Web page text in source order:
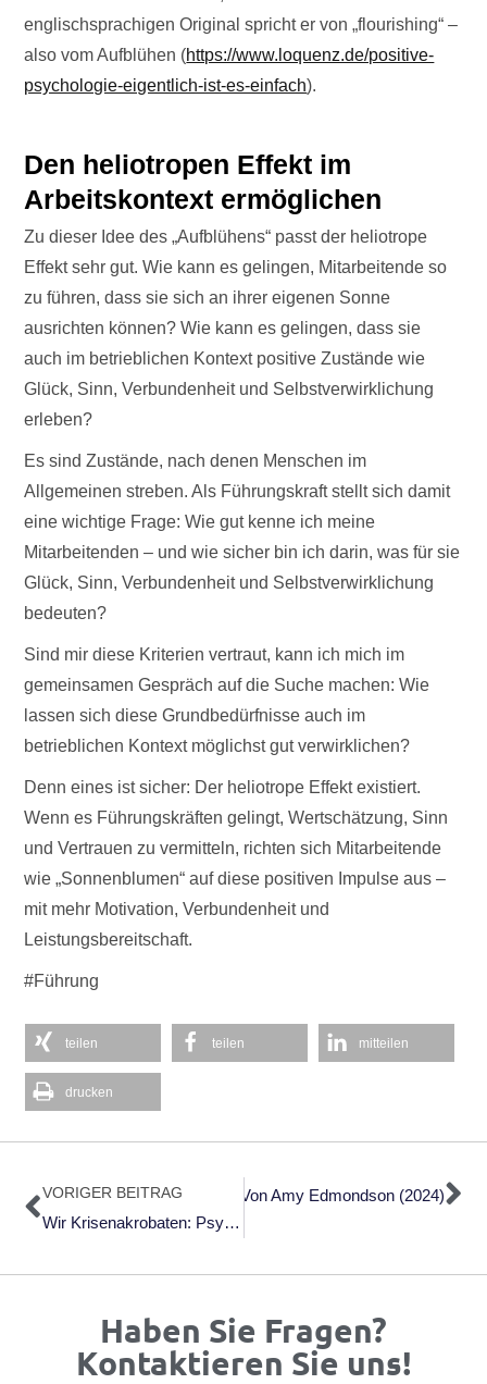
englischsprachigen Original spricht er von „flourishing“ –
also vom Aufblühen (https://www.loquenz.de/positive-
psychologie-eigentlich-ist-es-einfach).
Den heliotropen Effekt im
Arbeitskontext ermöglichen
Zu dieser Idee des „Aufblühens“ passt der heliotrope
Effekt sehr gut. Wie kann es gelingen, Mitarbeitende so
zu führen, dass sie sich an ihrer eigenen Sonne
ausrichten können? Wie kann es gelingen, dass sie
auch im betrieblichen Kontext positive Zustände wie
Glück, Sinn, Verbundenheit und Selbstverwirklichung
erleben?
Es sind Zustände, nach denen Menschen im
Allgemeinen streben. Als Führungskraft stellt sich damit
eine wichtige Frage: Wie gut kenne ich meine
Mitarbeitenden – und wie sicher bin ich darin, was für sie
Glück, Sinn, Verbundenheit und Selbstverwirklichung
bedeuten?
Sind mir diese Kriterien vertraut, kann ich mich im
gemeinsamen Gespräch auf die Suche machen: Wie
lassen sich diese Grundbedürfnisse auch im
betrieblichen Kontext möglichst gut verwirklichen?
Denn eines ist sicher: Der heliotrope Effekt existiert.
Wenn es Führungskräften gelingt, Wertschätzung, Sinn
und Vertrauen zu vermitteln, richten sich Mitarbeitende
wie „Sonnenblumen“ auf diese positiven Impulse aus –
mit mehr Motivation, Verbundenheit und
Leistungsbereitschaft.
#Führung
teilen teilen mitteilen
drucken
Zurück
VORIGER BEITRAG
Wir Krisenakrobaten: Psychogramm Einer Verunsicherten Gesellschaft Von Stephan Grünewald (2025)
Klugen Scheiterns Von Amy Edmondson (2024)
Haben Sie Fragen?
Kontaktieren Sie uns!